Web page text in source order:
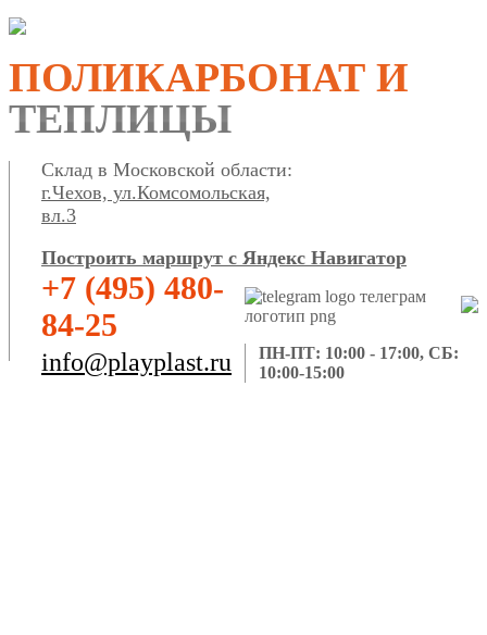
ПОЛИКАРБОНАТ И
ТЕПЛИЦЫ
Склад в Московской области:
г.Чехов, ул.Комсомольская,
вл.3
Построить маршрут с Яндекс Навигатор
+7 (495) 480-
84-25
info@playplast.ru
ПН-ПТ: 10:00 - 17:00, СБ:
10:00-15:00